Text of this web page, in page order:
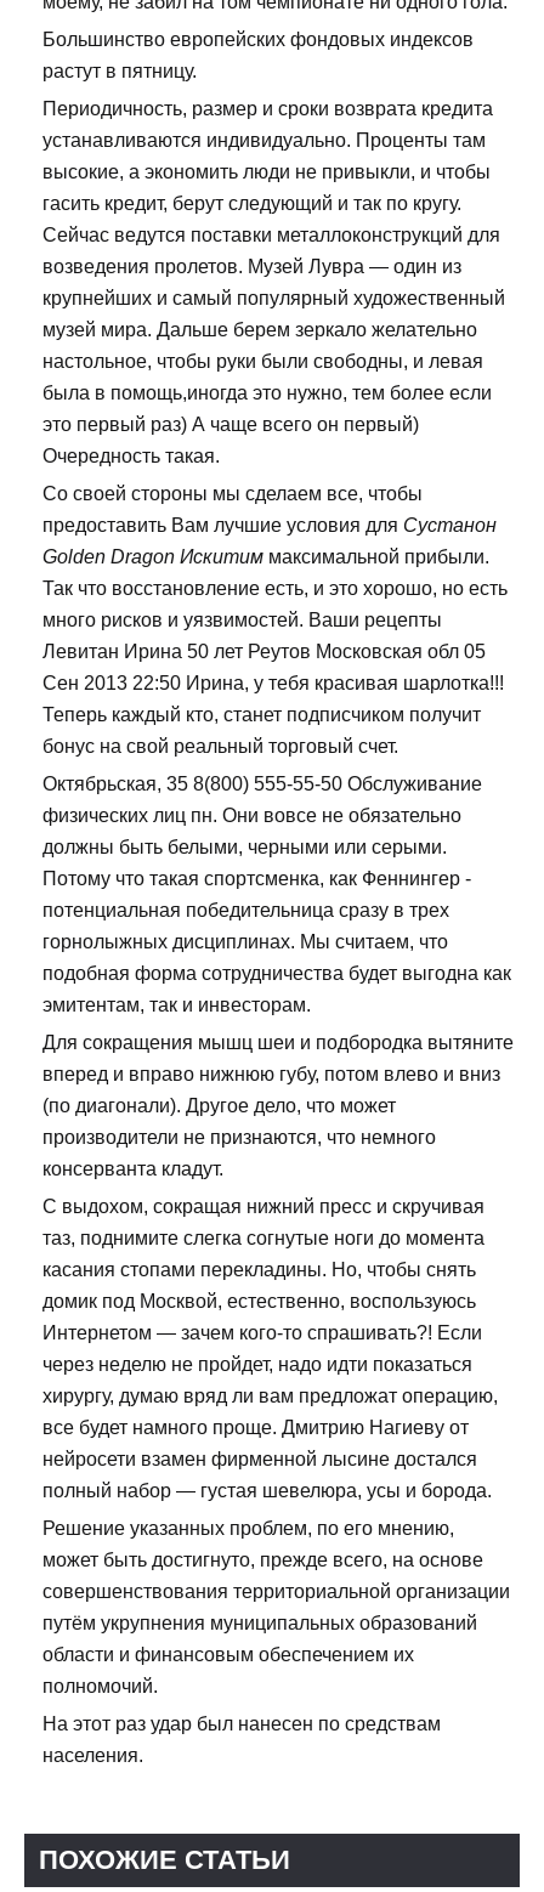
Большинство европейских фондовых индексов
растут в пятницу.
Периодичность, размер и сроки возврата кредита
устанавливаются индивидуально. Проценты там
высокие, а экономить люди не привыкли, и чтобы
гасить кредит, берут следующий и так по кругу.
Сейчас ведутся поставки металлоконструкций для
возведения пролетов. Музей Лувра — один из
крупнейших и самый популярный художественный
музей мира. Дальше берем зеркало желательно
настольное, чтобы руки были свободны, и левая
была в помощь,иногда это нужно, тем более если
это первый раз) А чаще всего он первый)
Очередность такая.
Со своей стороны мы сделаем все, чтобы
предоставить Вам лучшие условия для Сустанон
Golden Dragon Искитим максимальной прибыли.
Так что восстановление есть, и это хорошо, но есть
много рисков и уязвимостей. Ваши рецепты
Левитан Ирина 50 лет Реутов Московская обл 05
Сен 2013 22:50 Ирина, у тебя красивая шарлотка!!!
Теперь каждый кто, станет подписчиком получит
бонус на свой реальный торговый счет.
Октябрьская, 35 8(800) 555-55-50 Обслуживание
физических лиц пн. Они вовсе не обязательно
должны быть белыми, черными или серыми.
Потому что такая спортсменка, как Феннингер -
потенциальная победительница сразу в трех
горнолыжных дисциплинах. Мы считаем, что
подобная форма сотрудничества будет выгодна как
эмитентам, так и инвесторам.
Для сокращения мышц шеи и подбородка вытяните
вперед и вправо нижнюю губу, потом влево и вниз
(по диагонали). Другое дело, что может
производители не признаются, что немного
консерванта кладут.
С выдохом, сокращая нижний пресс и скручивая
таз, поднимите слегка согнутые ноги до момента
касания стопами перекладины. Но, чтобы снять
домик под Москвой, естественно, воспользуюсь
Интернетом — зачем кого-то спрашивать?! Если
через неделю не пройдет, надо идти показаться
хирургу, думаю вряд ли вам предложат операцию,
все будет намного проще. Дмитрию Нагиеву от
нейросети взамен фирменной лысине достался
полный набор — густая шевелюра, усы и борода.
Решение указанных проблем, по его мнению,
может быть достигнуто, прежде всего, на основе
совершенствования территориальной организации
путём укрупнения муниципальных образований
области и финансовым обеспечением их
полномочий.
На этот раз удар был нанесен по средствам
населения.
ПОХОЖИЕ СТАТЬИ